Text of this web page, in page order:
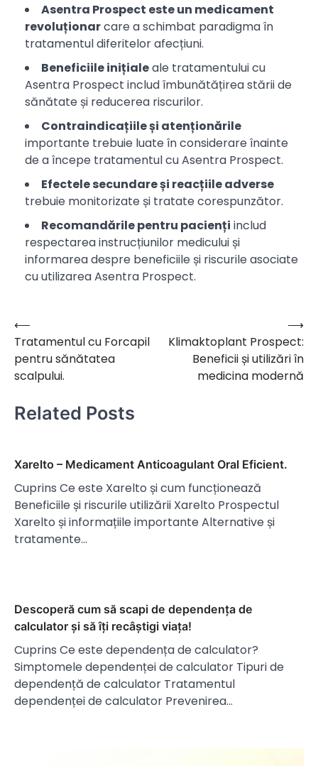
Asentra Prospect este un medicament
revoluționarcare a schimbat paradigma în
tratamentul diferitelor afecțiuni.
Beneficiile inițialeale tratamentului cu
Asentra Prospect includ îmbunătățirea stării de
sănătate și reducerea riscurilor.
Contraindicațiile și atenționările
importante trebuie luate în considerare înainte
de a începe tratamentul cu Asentra Prospect.
Efectele secundare și reacțiile adverse
trebuie monitorizate și tratate corespunzător.
Recomandările pentru pacienți includ
respectarea instrucțiunilor medicului și
informarea despre beneficiile și riscurile asociate
cu utilizarea Asentra Prospect.
Navigare
în
articole
⟵
Tratamentul cu Forcapil
pentru sănătatea
scalpului.
Klimaktoplant Prospect:
Beneficii și utilizări în
medicina modernă
⟶
Related Posts
Xarelto – Medicament Anticoagulant Oral Eficient.
Cuprins Ce este Xarelto și cum funcționează
Beneficiile și riscurile utilizării Xarelto Prospectul
Xarelto și informațiile importante Alternative și
tratamente…
Descoperă cum să scapi de dependența de
calculator și să îți recâștigi viața!
Cuprins Ce este dependența de calculator?
Simptomele dependenței de calculator Tipuri de
dependență de calculator Tratamentul
dependenței de calculator Prevenirea…